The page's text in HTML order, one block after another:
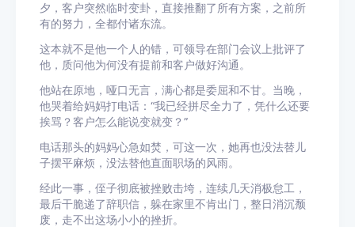
夕，客户突然临时变卦，直接推翻了所有方案，之前所
有的努力，全都付诸东流。
这本就不是他一个人的错，可领导在部门会议上批评了
他，质问他为何没有提前和客户做好沟通。
他站在原地，哑口无言，满心都是委屈和不甘。当晚，
他哭着给妈妈打电话：“我已经拼尽全力了，凭什么还要
挨骂？客户怎么能说变就变？”
电话那头的妈妈心急如焚，可这一次，她再也没法替儿
子摆平麻烦，没法替他直面职场的风雨。
经此一事，侄子彻底被挫败击垮，连续几天消极怠工，
最后干脆递了辞职信，躲在家里不肯出门，整日消沉颓
废，走不出这场小小的挫折。